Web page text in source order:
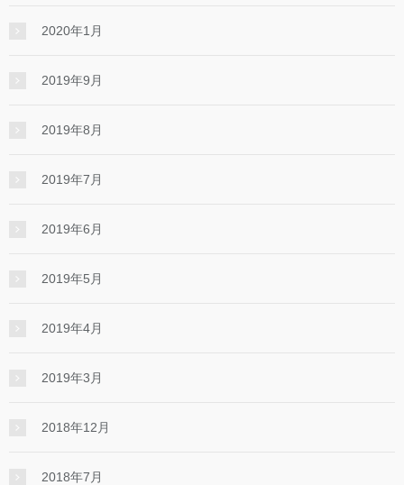
2020年1月
2019年9月
2019年8月
2019年7月
2019年6月
2019年5月
2019年4月
2019年3月
2018年12月
2018年7月